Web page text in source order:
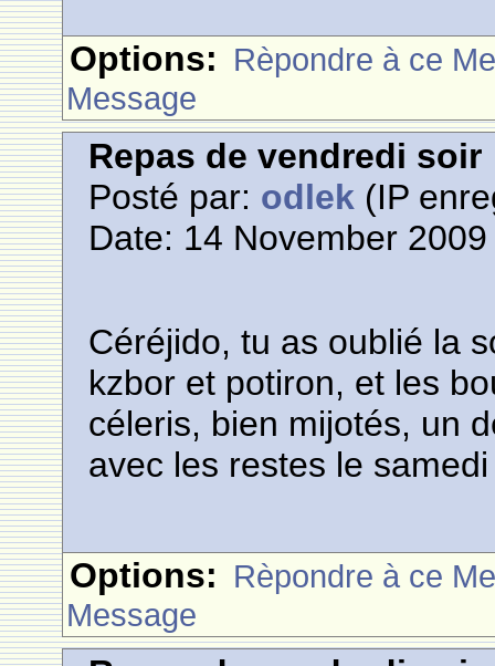
Options: Rèpondre à ce
Message
Repas de vendredi soir
Posté par: odlek (IP
Date: 14 November
Céréjido, tu as oublié la
kzbor et potiron, et les
céleris, bien mijotés, un
avec les restes le
Options: Rèpondre à ce
Message